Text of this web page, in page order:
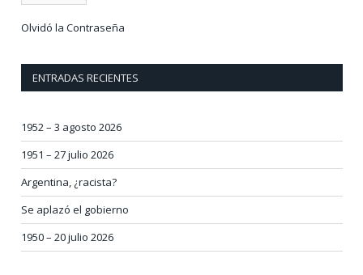
Olvidó la Contraseña
ENTRADAS RECIENTES
1952 – 3 agosto 2026
1951 – 27 julio 2026
Argentina, ¿racista?
Se aplazó el gobierno
1950 – 20 julio 2026